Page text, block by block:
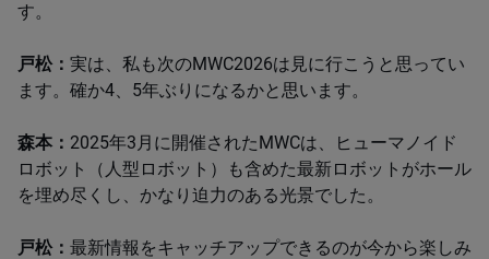
す。
戸松： 実は、私も次のMWC2026は見に行こうと思ってい
ます。確か4、5年ぶりになるかと思います。
森本： 2025年3月に開催されたMWCは、ヒューマノイド
ロボット（人型ロボット）も含めた最新ロボットがホール
を埋め尽くし、かなり迫力のある光景でした。
戸松： 最新情報をキャッチアップできるのが今から楽しみ